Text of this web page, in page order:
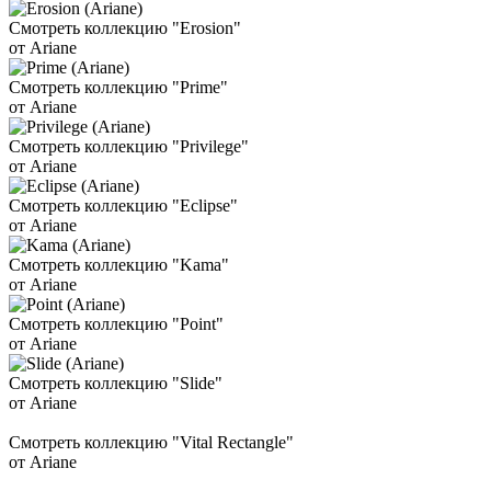
Смотреть коллекцию "Erosion"
от Ariane
Смотреть коллекцию "Prime"
от Ariane
Смотреть коллекцию "Privilege"
от Ariane
Смотреть коллекцию "Eclipse"
от Ariane
Смотреть коллекцию "Kama"
от Ariane
Смотреть коллекцию "Point"
от Ariane
Смотреть коллекцию "Slide"
от Ariane
Смотреть коллекцию "Vital Rectangle"
от Ariane